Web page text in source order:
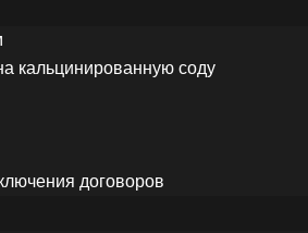
кальцинированную соду
договоров